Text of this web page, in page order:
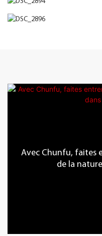
Avec Chunfu, faites
de la